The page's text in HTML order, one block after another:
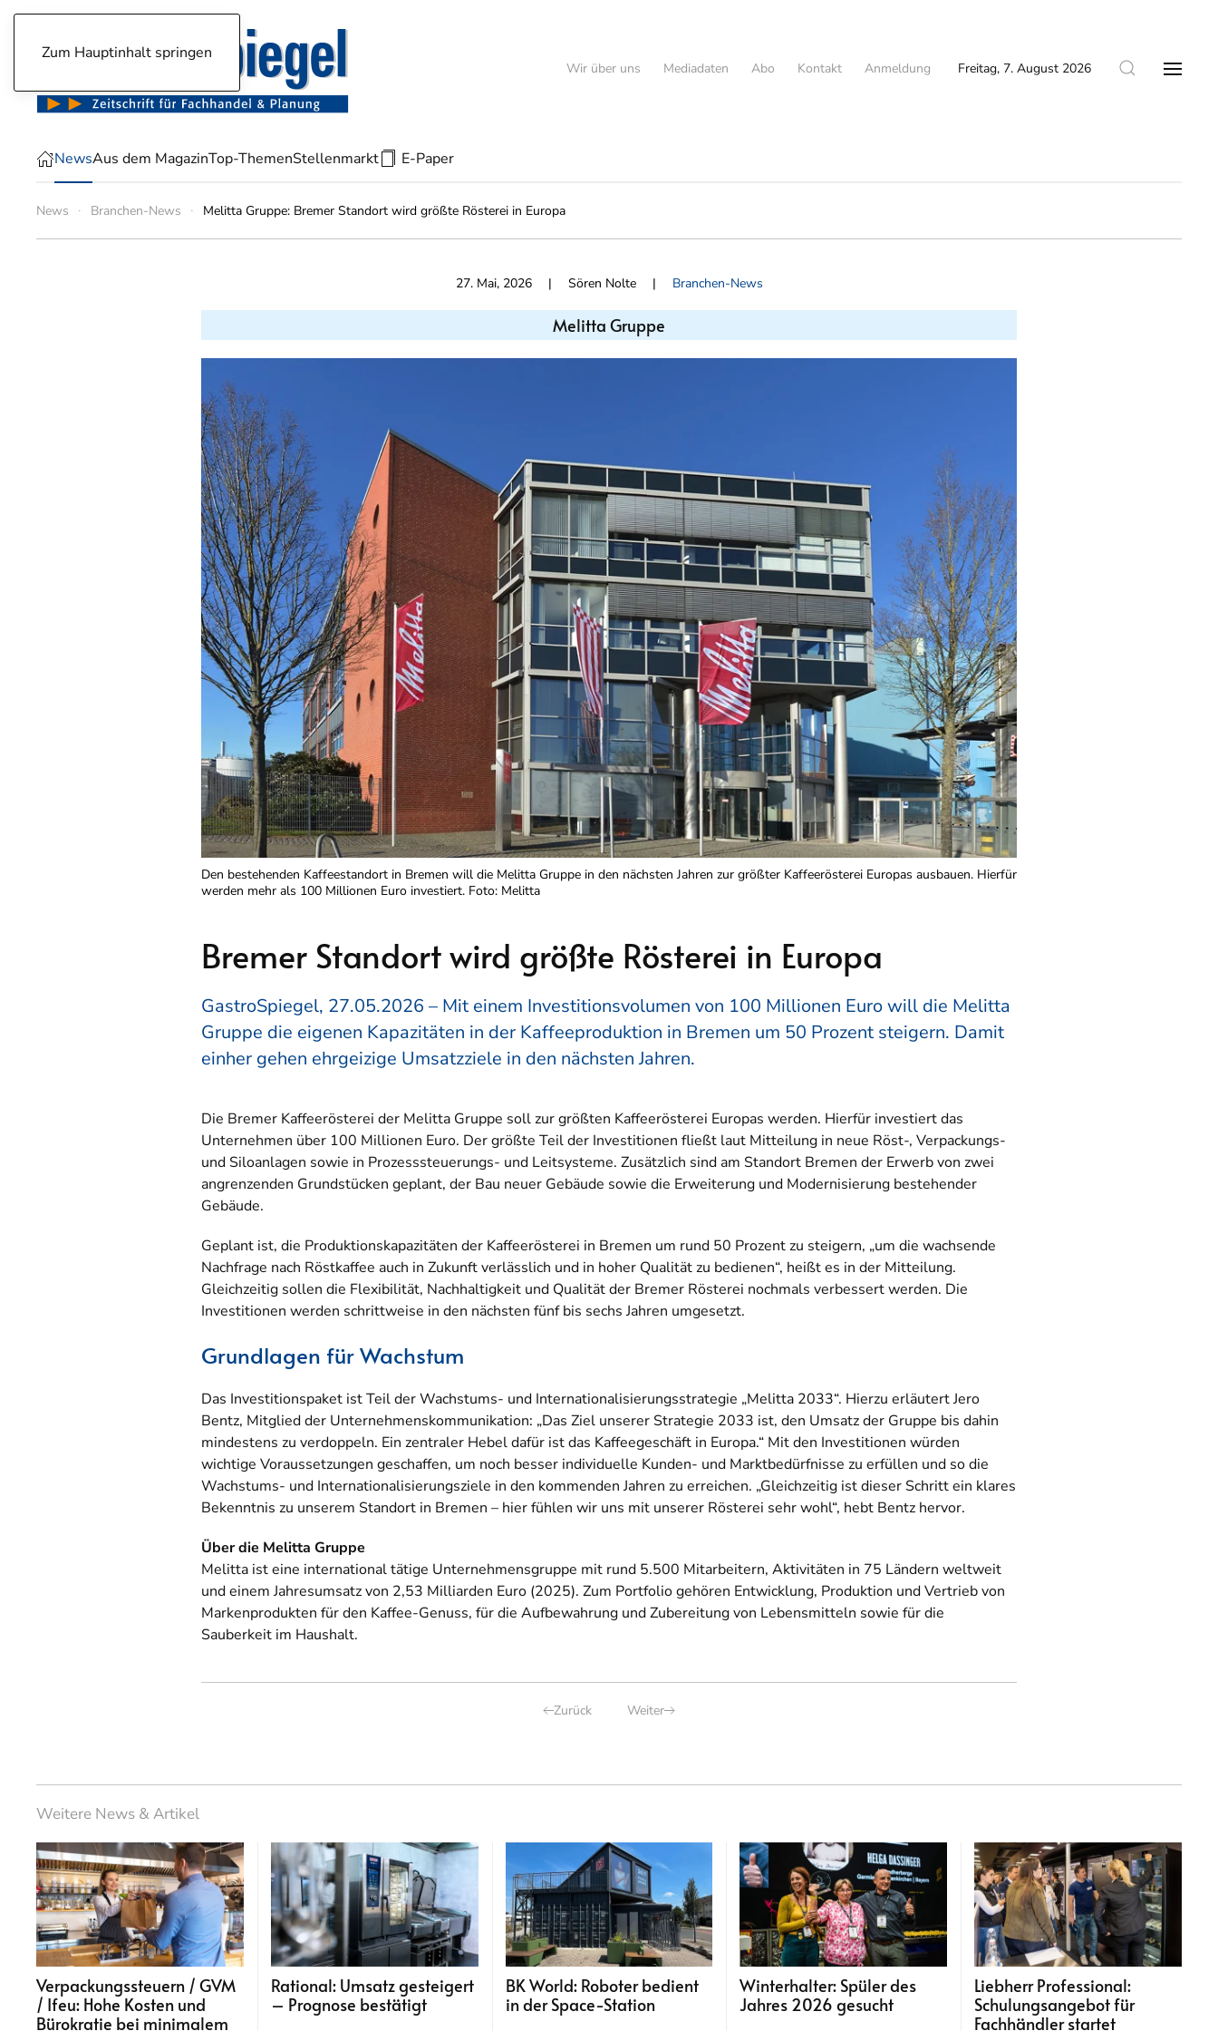
Zum Hauptinhalt springen
Wir über uns Mediadaten Abo Kontakt Anmeldung Freitag, 7. August 2026
NewsAus dem MagazinTop-ThemenStellenmarkt E-Paper
News Branchen-News Melitta Gruppe: Bremer Standort wird größte Rösterei in Europa
27. Mai, 2026| Sören Nolte | Branchen-News
Melitta Gruppe
Den bestehenden Kaffeestandort in Bremen will die Melitta Gruppe in den nächsten Jahren zur größter Kaffeerösterei Europas ausbauen. Hierfür
werden mehr als 100 Millionen Euro investiert. Foto: Melitta
Bremer Standort wird größte Rösterei in Europa
GastroSpiegel, 27.05.2026 – Mit einem Investitionsvolumen von 100 Millionen Euro will die Melitta
Gruppe die eigenen Kapazitäten in der Kaffeeproduktion in Bremen um 50 Prozent steigern. Damit
einher gehen ehrgeizige Umsatzziele in den nächsten Jahren.
Die Bremer Kaffeerösterei der Melitta Gruppe soll zur größten Kaffeerösterei Europas werden. Hierfür investiert das
Unternehmen über 100 Millionen Euro. Der größte Teil der Investitionen fließt laut Mitteilung in neue Röst-, Verpackungs-
und Siloanlagen sowie in Prozesssteuerungs- und Leitsysteme. Zusätzlich sind am Standort Bremen der Erwerb von zwei
angrenzenden Grundstücken geplant, der Bau neuer Gebäude sowie die Erweiterung und Modernisierung bestehender
Gebäude.
Geplant ist, die Produktionskapazitäten der Kaffeerösterei in Bremen um rund 50 Prozent zu steigern, „um die wachsende
Nachfrage nach Röstkaffee auch in Zukunft verlässlich und in hoher Qualität zu bedienen“, heißt es in der Mitteilung.
Gleichzeitig sollen die Flexibilität, Nachhaltigkeit und Qualität der Bremer Rösterei nochmals verbessert werden. Die
Investitionen werden schrittweise in den nächsten fünf bis sechs Jahren umgesetzt.
Grundlagen für Wachstum
Das Investitionspaket ist Teil der Wachstums- und Internationalisierungsstrategie „Melitta 2033“. Hierzu erläutert Jero
Bentz, Mitglied der Unternehmenskommunikation: „Das Ziel unserer Strategie 2033 ist, den Umsatz der Gruppe bis dahin
mindestens zu verdoppeln. Ein zentraler Hebel dafür ist das Kaffeegeschäft in Europa.“ Mit den Investitionen würden
wichtige Voraussetzungen geschaffen, um noch besser individuelle Kunden- und Marktbedürfnisse zu erfüllen und so die
Wachstums- und Internationalisierungsziele in den kommenden Jahren zu erreichen. „Gleichzeitig ist dieser Schritt ein klares
Bekenntnis zu unserem Standort in Bremen – hier fühlen wir uns mit unserer Rösterei sehr wohl“, hebt Bentz hervor.
Über die Melitta Gruppe
Melitta ist eine international tätige Unternehmensgruppe mit rund 5.500 Mitarbeitern, Aktivitäten in 75 Ländern weltweit
und einem Jahresumsatz von 2,53 Milliarden Euro (2025). Zum Portfolio gehören Entwicklung, Produktion und Vertrieb von
Markenprodukten für den Kaffee-Genuss, für die Aufbewahrung und Zubereitung von Lebensmitteln sowie für die
Sauberkeit im Haushalt.
Zurück Weiter
Weitere News & Artikel
Verpackungssteuern / GVM
/ Ifeu: Hohe Kosten und
Bürokratie bei minimalem
Rational: Umsatz gesteigert
– Prognose bestätigt
BK World: Roboter bedient
in der Space-Station
Winterhalter: Spüler des
Jahres 2026 gesucht
Liebherr Professional:
Schulungsangebot für
Fachhändler startet